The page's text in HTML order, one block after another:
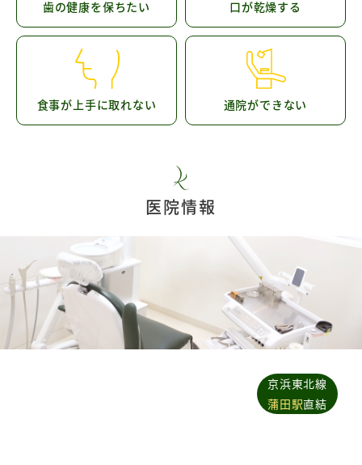
歯の健康を保ちたい 口が乾燥する
食事が上手に取れない 通院ができない
医院情報
京浜東北線
蒲田駅直結